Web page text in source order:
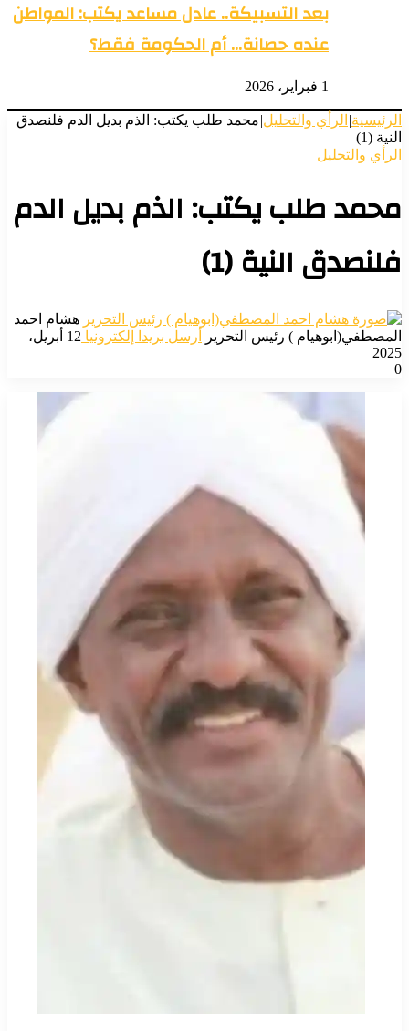
بعد التسبيكة.. عادل مساعد يكتب: المواطن
عنده حصانة… أم الحكومة فقط؟
1 فبراير، 2026
الرئيسية| الرأي والتحليل|محمد طلب يكتب: الذم بديل الدم فلنصدق
النية (1)
الرأي والتحليل
محمد طلب يكتب: الذم بديل الدم
فلنصدق النية (1)
هشام احمد
المصطفي(ابوهيام ) رئيس التحرير
أرسل بريدا إلكترونيا
12 أبريل،
2025
0